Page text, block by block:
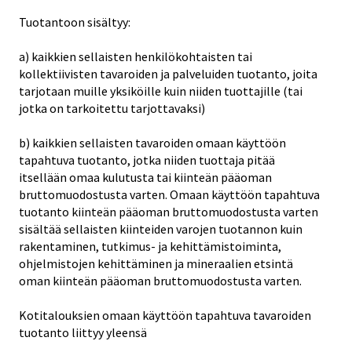
Tuotantoon sisältyy:
a) kaikkien sellaisten henkilökohtaisten tai
kollektiivisten tavaroiden ja palveluiden tuotanto, joita
tarjotaan muille yksiköille kuin niiden tuottajille (tai
jotka on tarkoitettu tarjottavaksi)
b) kaikkien sellaisten tavaroiden omaan käyttöön
tapahtuva tuotanto, jotka niiden tuottaja pitää
itsellään omaa kulutusta tai kiinteän pääoman
bruttomuodostusta varten. Omaan käyttöön tapahtuva
tuotanto kiinteän pääoman bruttomuodostusta varten
sisältää sellaisten kiinteiden varojen tuotannon kuin
rakentaminen, tutkimus- ja kehittämistoiminta,
ohjelmistojen kehittäminen ja mineraalien etsintä
oman kiinteän pääoman bruttomuodostusta varten.
Kotitalouksien omaan käyttöön tapahtuva tavaroiden
tuotanto liittyy yleensä